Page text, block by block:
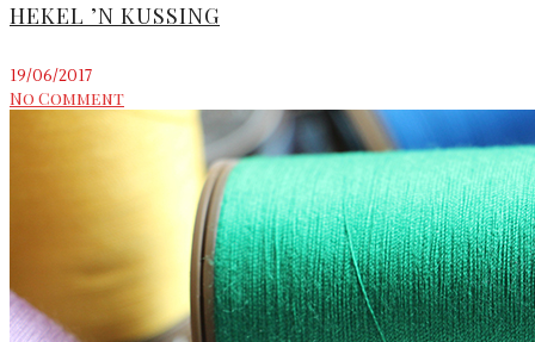
HEKEL ’N KUSSING
19/06/2017
No Comment